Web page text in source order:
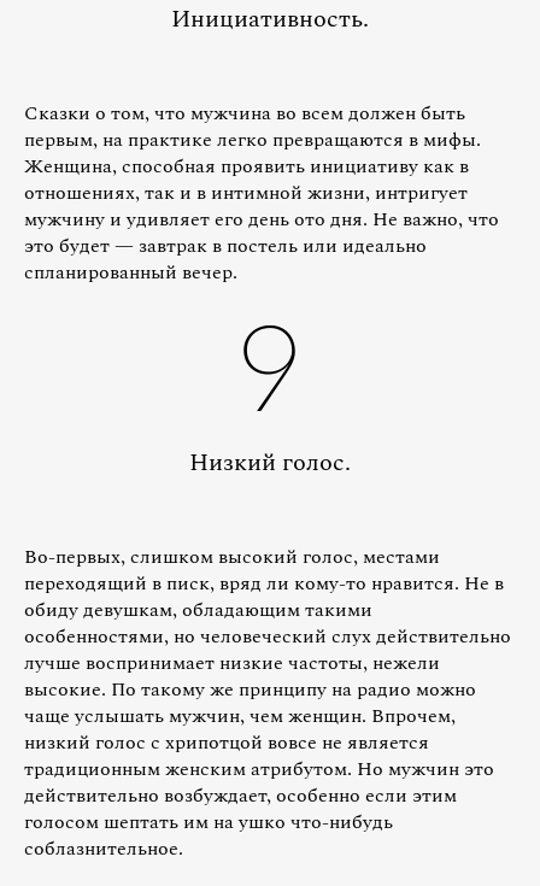
Инициативность.
Сказки о том, что мужчина во всем должен быть
первым, на практике легко превращаются в мифы.
Женщина, способная проявить инициативу как в
отношениях, так и в интимной жизни, интригует
мужчину и удивляет его день ото дня. Не важно, что
это будет — завтрак в постель или идеально
спланированный вечер.
9
Низкий голос.
Во-первых, слишком высокий голос, местами
переходящий в писк, вряд ли кому-то нравится. Не в
обиду девушкам, обладающим такими
особенностями, но человеческий слух действительно
лучше воспринимает низкие частоты, нежели
высокие. По такому же принципу на радио можно
чаще услышать мужчин, чем женщин. Впрочем,
низкий голос с хрипотцой вовсе не является
традиционным женским атрибутом. Но мужчин это
действительно возбуждает, особенно если этим
голосом шептать им на ушко что-нибудь
соблазнительное.